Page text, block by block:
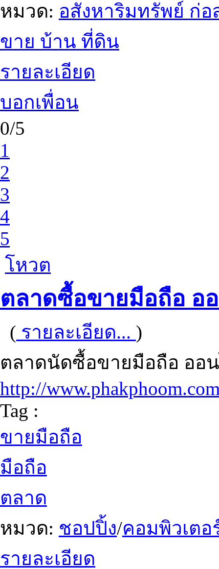
หมวด: อสังหาริมทรัพย์ ก่
ขาย บ้าน ที่ดิน
รายละเอียด
บอกเพื่อน
0/5
1
2
3
4
5
โหวต
ตลาดซื้อขายมือถือ อ
( รายละเอียด... )
ตลาดนัดซื้อขายมือถือ ออ
http://
Tag :
ขายมือถือ
มือถือ
ตลาด
หมวด: ชอปปิ้ง/คอมพิวเต
รายละเอียด